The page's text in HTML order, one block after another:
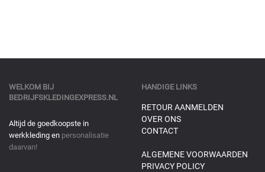
WELKOM BIJ
BEDRIJFSKLEDINGEXPRESS.NL
Altijd de goedkoopste in
werkkleding en personalisatie
daarvan!
HANDIGE LINKS
RETOUR AANMELDEN
OVER ONS
CONTACT
ALGEMENE VOORWAARDEN
PRIVACY POLICY